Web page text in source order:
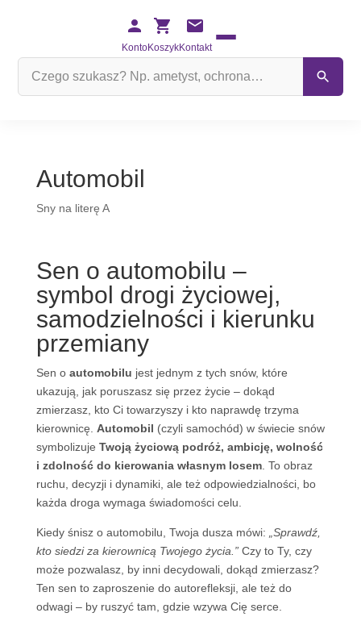
KontoKoszykKontakt
Automobil
Sny na literę A
Sen o automobilu –
symbol drogi życiowej,
samodzielności i kierunku
przemiany
Sen o automobilu jest jednym z tych snów, które
ukazują, jak poruszasz się przez życie – dokąd
zmierzasz, kto Ci towarzyszy i kto naprawdę trzyma
kierownicę. Automobil (czyli samochód) w świecie snów
symbolizuje Twoją życiową podróż, ambicję, wolność
i zdolność do kierowania własnym losem. To obraz
ruchu, decyzji i dynamiki, ale też odpowiedzialności, bo
każda droga wymaga świadomości celu.
Kiedy śnisz o automobilu, Twoja dusza mówi:
„Sprawdź,
kto siedzi za kierownicą Twojego życia.”Czy to Ty, czy
może pozwalasz, by inni decydowali, dokąd zmierzasz?
Ten sen to zaproszenie do autorefleksji, ale też do
odwagi – by ruszyć tam, gdzie wzywa Cię serce.